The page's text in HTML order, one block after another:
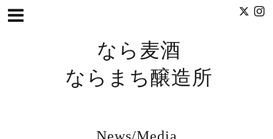
なら麦酒
ならまち醸造所